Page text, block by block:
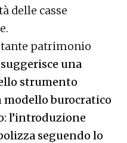
delle casse
patrimonio
una
strumento
modello burocratico
l’introduzione
seguendo lo